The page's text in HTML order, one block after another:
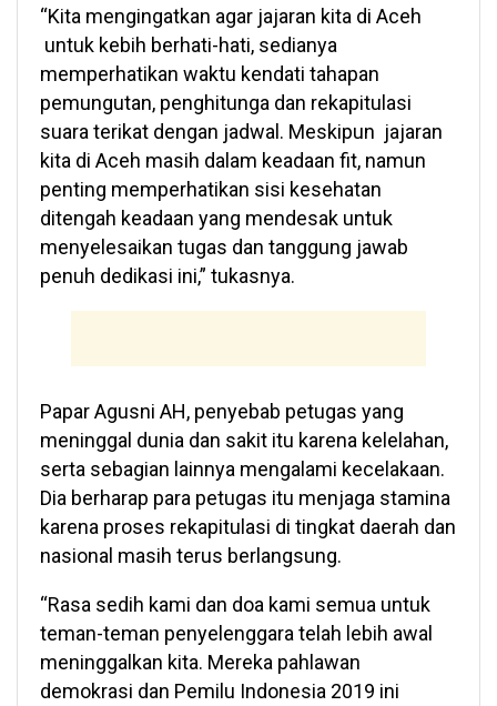
“Kita mengingatkan agar jajaran kita di Aceh
untuk kebih berhati-hati, sedianya
memperhatikan waktu kendati tahapan
pemungutan, penghitunga dan rekapitulasi
suara terikat dengan jadwal. Meskipun jajaran
kita di Aceh masih dalam keadaan fit, namun
penting memperhatikan sisi kesehatan
ditengah keadaan yang mendesak untuk
menyelesaikan tugas dan tanggung jawab
penuh dedikasi ini,” tukasnya.
Papar Agusni AH, penyebab petugas yang
meninggal dunia dan sakit itu karena kelelahan,
serta sebagian lainnya mengalami kecelakaan.
Dia berharap para petugas itu menjaga stamina
karena proses rekapitulasi di tingkat daerah dan
nasional masih terus berlangsung.
“Rasa sedih kami dan doa kami semua untuk
teman-teman penyelenggara telah lebih awal
meninggalkan kita. Mereka pahlawan
demokrasi dan Pemilu Indonesia 2019 ini